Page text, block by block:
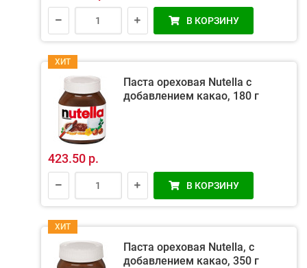
В КОРЗИНУ
ХИТ
Паста ореховая Nutella с
добавлением какао, 180 г
423.50 р.
В КОРЗИНУ
ХИТ
Паста ореховая Nutella, с
добавлением какао, 350 г